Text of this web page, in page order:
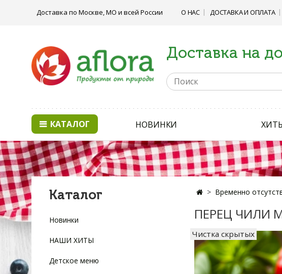
Доставка по Москве, МО и всей России О НАС ДОСТАВКА И ОПЛАТА
Доставка на
КАТАЛОГ НОВИНКИ
Временно
ПЕРЕЦ ЧИЛИ
Чистка скрытых
Каталог
Новинки
НАШИ ХИТЫ
Детское меню